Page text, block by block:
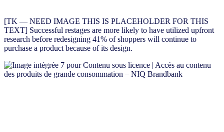
[TK — NEED IMAGE THIS IS PLACEHOLDER FOR THIS
TEXT] Successful restages are more likely to have utilized upfront
research before redesigning 41% of shoppers will continue to
purchase a product because of its design.